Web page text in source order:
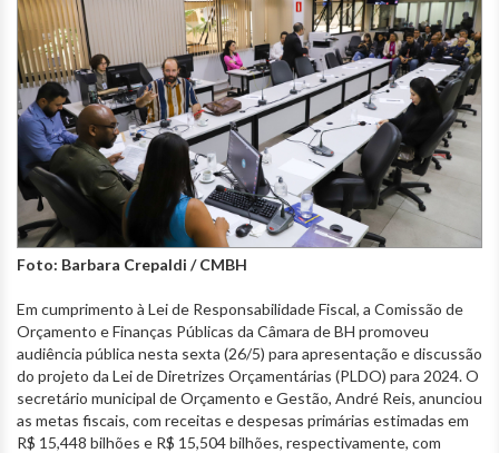
Foto: Barbara Crepaldi / CMBH
Em cumprimento à Lei de Responsabilidade Fiscal, a Comissão de
Orçamento e Finanças Públicas da Câmara de BH promoveu
audiência pública nesta sexta (26/5) para apresentação e discussão
do projeto da Lei de Diretrizes Orçamentárias (PLDO) para 2024. O
secretário municipal de Orçamento e Gestão, André Reis, anunciou
as metas fiscais, com receitas e despesas primárias estimadas em
R$ 15,448 bilhões e R$ 15,504 bilhões, respectivamente, com